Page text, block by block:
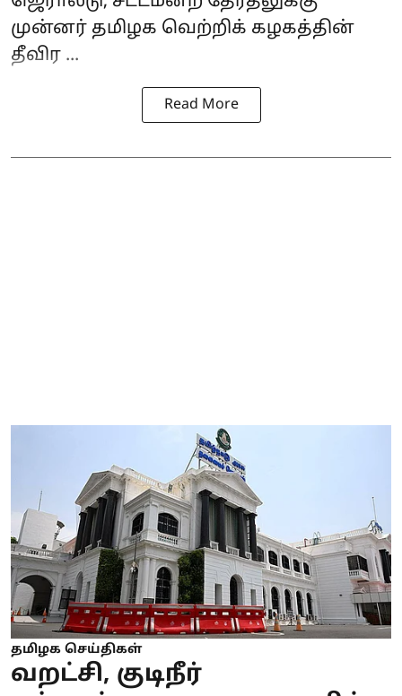
முன்னர் தமிழக வெற்றிக் கழகத்தின்
தீவிர ...
Read More
தமிழக செய்திகள்
வறட்சி, குடிநீர்